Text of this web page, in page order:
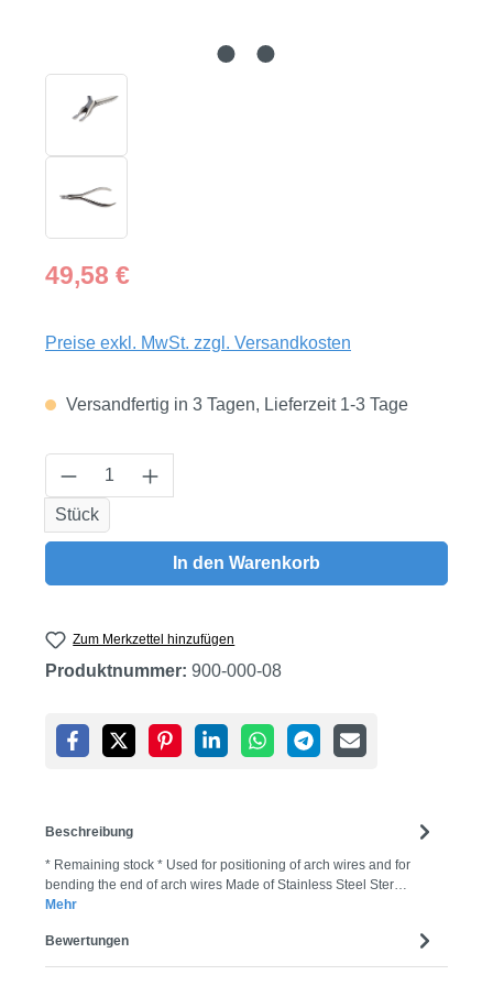
Regulärer Preis:
49,58 €
Preise exkl. MwSt. zzgl. Versandkosten
Versandfertig in 3 Tagen, Lieferzeit 1-3 Tage
Produkt Anzahl: Gib den gewünschten
Stück
In den Warenkorb
Zum Merkzettel hinzufügen
Produktnummer: 900-000-08
Beschreibung
* Remaining stock * Used for positioning of arch wires and for
bending the end of arch wires Made of Stainless Steel Ster…
Mehr
Bewertungen